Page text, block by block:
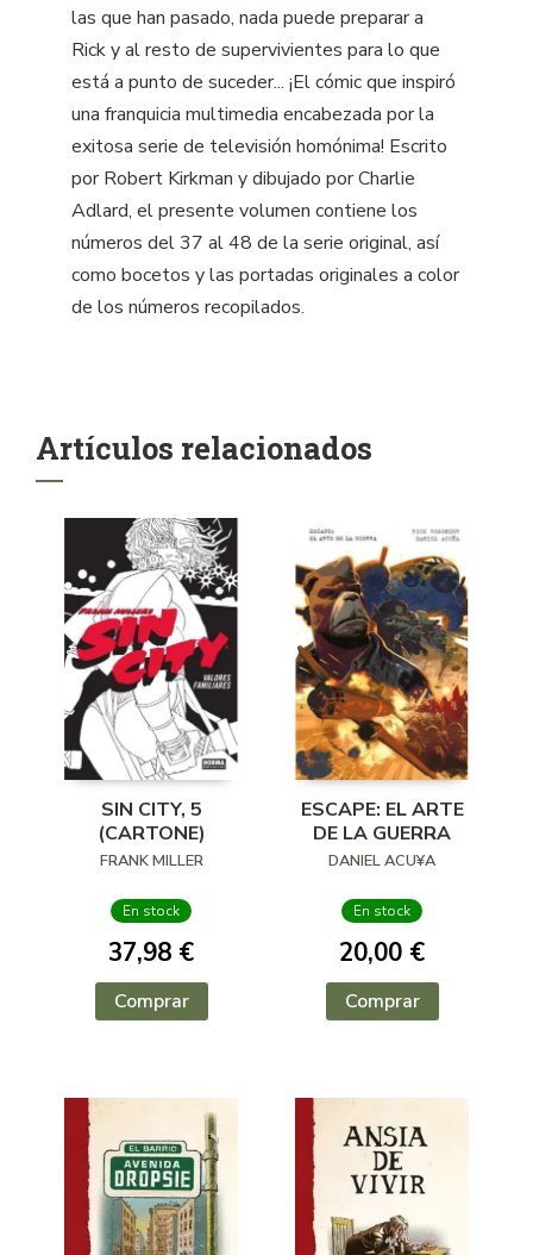
las que han pasado, nada puede preparar a
Rick y al resto de supervivientes para lo que
está a punto de suceder... ¡El cómic que inspiró
una franquicia multimedia encabezada por la
exitosa serie de televisión homónima! Escrito
por Robert Kirkman y dibujado por Charlie
Adlard, el presente volumen contiene los
números del 37 al 48 de la serie original, así
como bocetos y las portadas originales a color
de los números recopilados.
Artículos relacionados
SIN CITY, 5
(CARTONE)
FRANK MILLER
En stock
37,98 €
Comprar
ESCAPE: EL ARTE
DE LA GUERRA
DANIEL ACU¥A
En stock
20,00 €
Comprar